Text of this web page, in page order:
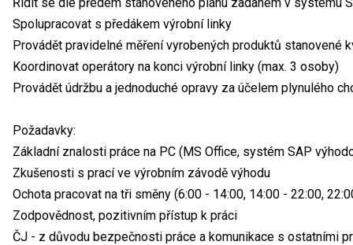
Spolupracovat s předákem výrobní linky
Provádět pravidelné měření vyrobených produktů stanovené
Koordinovat operátory na konci výrobní linky (max. 3 osoby)
Provádět údržbu a jednoduché opravy za účelem plynulého
Požadavky:
Základní znalosti práce na PC (MS Office, systém SAP
Zkušenosti s prací ve výrobním závodě výhodu
Ochota pracovat na tři směny (6:00 - 14:00, 14:00 - 22:00,
Zodpovědnost, pozitivním přístup k práci
ČJ - z důvodu bezpečnosti práce a komunikace s ostatními